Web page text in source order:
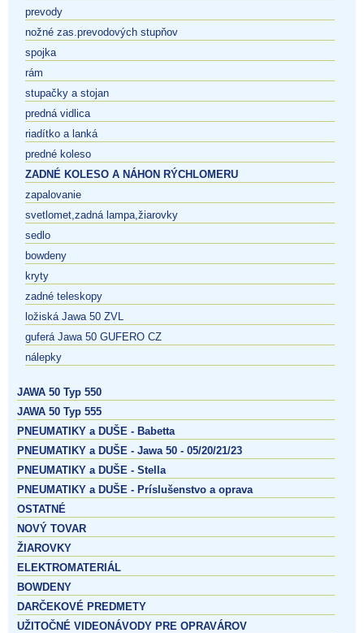
prevody
nožné zas.prevodových stupňov
spojka
rám
stupačky a stojan
predná vidlica
riadítko a lanká
predné koleso
ZADNÉ KOLESO A NÁHON RÝCHLOMERU
zapalovanie
svetlomet,zadná lampa,žiarovky
sedlo
bowdeny
kryty
zadné teleskopy
ložiská Jawa 50 ZVL
guferá Jawa 50 GUFERO CZ
nálepky
JAWA 50 Typ 550
JAWA 50 Typ 555
PNEUMATIKY a DUŠE - Babetta
PNEUMATIKY a DUŠE - Jawa 50 - 05/20/21/23
PNEUMATIKY a DUŠE - Stella
PNEUMATIKY a DUŠE - Príslušenstvo a oprava
OSTATNÉ
NOVÝ TOVAR
ŽIAROVKY
ELEKTROMATERIÁL
BOWDENY
DARČEKOVÉ PREDMETY
UŽITOČNÉ VIDEONÁVODY PRE OPRAVÁROV